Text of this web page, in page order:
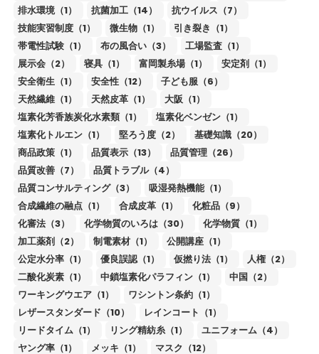
排水環境（1）
抗菌加工（14）
抗ウイルス（7）
技能実習制度（1）
微生物（1）
引き裂き（1）
帯電性試験（1）
布の風合い（3）
工場監査（1）
展示会（2）
寝具（1） 富岡製糸場（1）
安定剤（1）
安全衛生（1）
安全性（12）
子ども服（6）
天然繊維（1）
天然皮革（1）
大阪（1）
塩素化芳香族炭化水素類（1）
塩素化ベンゼン（1）
塩素化トルエン（1）
堅ろう度（2）
基礎知識（20）
商品政策（1）
品質表示（13）
品質管理（26）
品質改善（7）
品質トラブル（4）
品質コンサルティング（3）
吸湿発熱機能（1）
合成繊維の融点（1）
合成皮革（1）
化粧品（9）
化審法（3）
化学物質のいろは（30）
化学物質（1）
加工薬剤（2）
制電素材（1）
公開講座（1）
公定水分率（1）
優良誤認（1） 仮撚り法（1）
人権（2）
二酸化炭素（1）
中鎖塩素化パラフィン（1）
中国（2）
ワーキングウエア（1）
ワシントン条約（1）
レザースタンダード（10）
レインコート（1）
リードタイム（1）
リング精紡糸（1）
ユニフォーム（4）
ヤング率（1）
メッキ（1） マスク（12）